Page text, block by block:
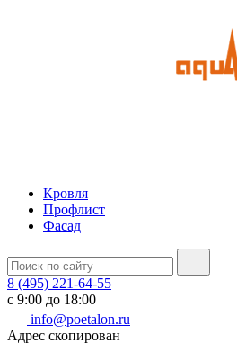
Кровля
Профлист
Фасад
8 (495) 221-64-55
с 9:00 до 18:00
info@poetalon.ru
Адрес скопирован